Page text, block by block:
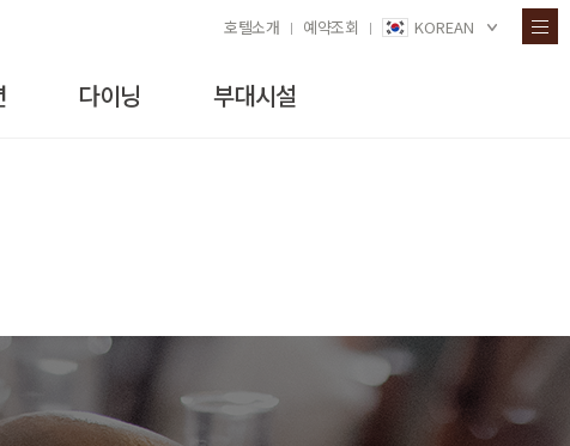
호텔소개 예약조회 KOREAN
다이닝 부대시설